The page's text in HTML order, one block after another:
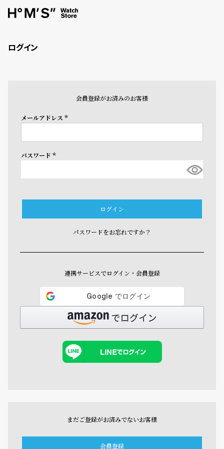
ログイン
会員登録がお済みのお客様
メールアドレス
(必
パスワード
(必
ログイン
パスワードをお忘れですか？
連携サービスでログイン・会員登録
まだご登録がお済みでないお客様
会員登録